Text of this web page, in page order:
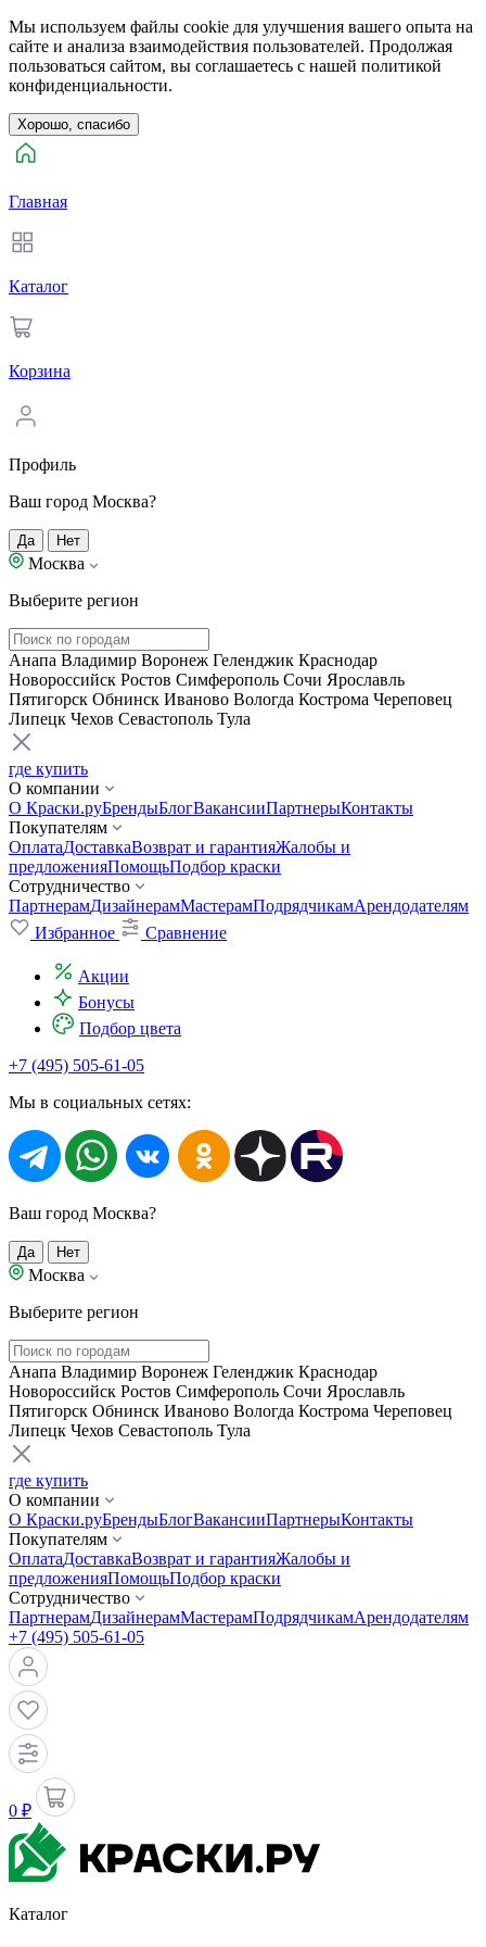
Мы используем файлы cookie для улучшения вашего опыта на
сайте и анализа взаимодействия пользователей. Продолжая
пользоваться сайтом, вы соглашаетесь с нашей политикой
конфиденциальности.
Хорошо, спасибо
Главная
Каталог
Корзина
Профиль
Ваш город Москва?
Да Нет
Москва
Выберите регион
Анапа Владимир Воронеж Геленджик Краснодар
Новороссийск Ростов Симферополь Сочи Ярославль
Пятигорск Обнинск Иваново Вологда Кострома Череповец
Липецк Чехов Севастополь Тула
где купить
О компании
О Краски.руБрендыБлогВакансииПартнерыКонтакты
Покупателям
ОплатаДоставкаВозврат и гарантияЖалобы и
предложенияПомощьПодбор краски
Сотрудничество
ПартнерамДизайнерамМастерамПодрядчикамАрендодателям
Избранное
Сравнение
Акции
Бонусы
Подбор цвета
+7 (495) 505-61-05
Мы в социальных сетях:
Ваш город Москва?
Да Нет
Москва
Выберите регион
Анапа Владимир Воронеж Геленджик Краснодар
Новороссийск Ростов Симферополь Сочи Ярославль
Пятигорск Обнинск Иваново Вологда Кострома Череповец
Липецк Чехов Севастополь Тула
где купить
О компании
О Краски.руБрендыБлогВакансииПартнерыКонтакты
Покупателям
ОплатаДоставкаВозврат и гарантияЖалобы и
предложенияПомощьПодбор краски
Сотрудничество
ПартнерамДизайнерамМастерамПодрядчикамАрендодателям
+7 (495) 505-61-05
0 ₽
Каталог